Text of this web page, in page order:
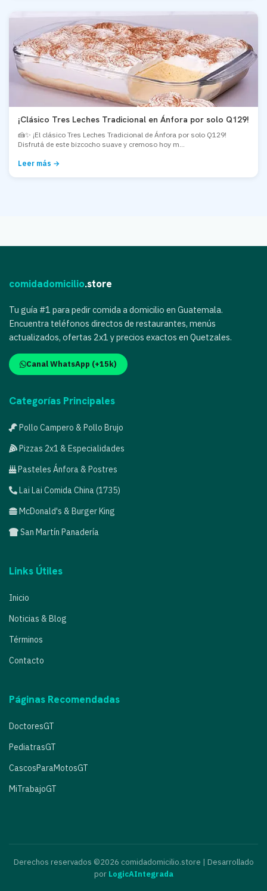
¡Clásico Tres Leches Tradicional en Ánfora por solo Q129!
🍰✨ ¡El clásico Tres Leches Tradicional de Ánfora por solo Q129!
Disfrutá de este bizcocho suave y cremoso hoy m...
Leer más →
comidadomicilio.store
Tu guía #1 para pedir comida a domicilio en Guatemala.
Encuentra teléfonos directos de restaurantes, menús
actualizados, ofertas 2x1 y precios exactos en Quetzales.
Canal WhatsApp (+15k)
Categorías Principales
Pollo Campero & Pollo Brujo
Pizzas 2x1 & Especialidades
Pasteles Ánfora & Postres
Lai Lai Comida China (1735)
McDonald's & Burger King
San Martín Panadería
Links Útiles
Inicio
Noticias & Blog
Términos
Contacto
Páginas Recomendadas
DoctoresGT
PediatrasGT
CascosParaMotosGT
MiTrabajoGT
Derechos reservados ©2026 comidadomicilio.store | Desarrollado
por LogicAIntegrada